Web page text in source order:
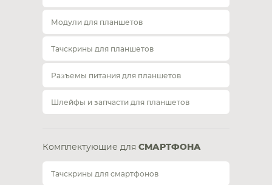
Модули для планшетов
Тачскрины для планшетов
Разъемы питания для планшетов
Шлейфы и запчасти для планшетов
Комплектующие для СМАРТФОНА
Тачскрины для смартфонов